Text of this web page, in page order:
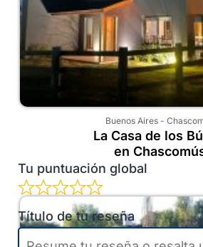
Buenos Aires-
La Casa de los
en
Tu puntuación global
Título de tu reseña